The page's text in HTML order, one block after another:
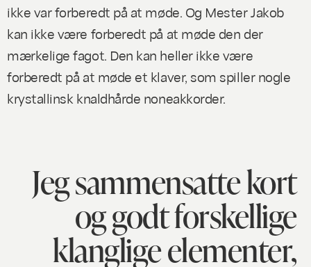
ikke var forberedt på at møde. Og Mester Jakob
kan ikke være forberedt på at møde den der
mærkelige fagot. Den kan heller ikke være
forberedt på at møde et klaver, som spiller nogle
krystallinsk knaldhårde noneakkorder.
Jeg sammensatte kort
og godt forskellige
klanglige elementer,